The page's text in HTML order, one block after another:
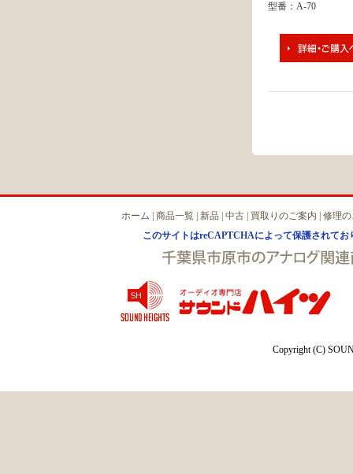
型番：A-70
ホーム 商品一覧 新品 中古 買取りのご案内
修理
このサイトはreCAPTCHAによって保護されてお
Copyright (C)